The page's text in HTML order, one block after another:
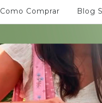
Como Comprar Blog